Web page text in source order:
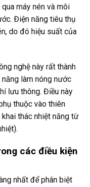
máy nén và môi
Điện năng tiêu thụ
do đó hiệu suất của
nghệ này rất thành
làm nóng nước
lưu thông. Điều này
thuộc vào thiên
thác nhiệt năng từ
các điều kiện
nhất để phân biệt